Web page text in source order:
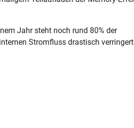
Jahr steht noch rund 80% der
Stromfluss drastisch